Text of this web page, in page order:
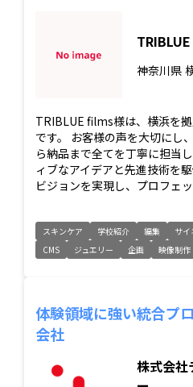
神奈川県
TRIBLUE films様は、横浜を
です。 お客様の声を大切にし
ら納品まで全てを丁寧に担当
ィブなアイデアと先進技術を
ビジョンを実現し、プロフェ
スキンケア 学校紹介 編集 サ
CMS
ジュエリー 企画 映像制作
体験領域に強い統合プ
会社
株式会社